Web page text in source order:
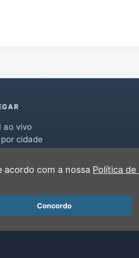
ao vivo
cidade
acordo com a nossa Política de
Concordo